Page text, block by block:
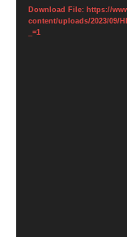
Download File: https://
content/uploads/2023/09/
_=1